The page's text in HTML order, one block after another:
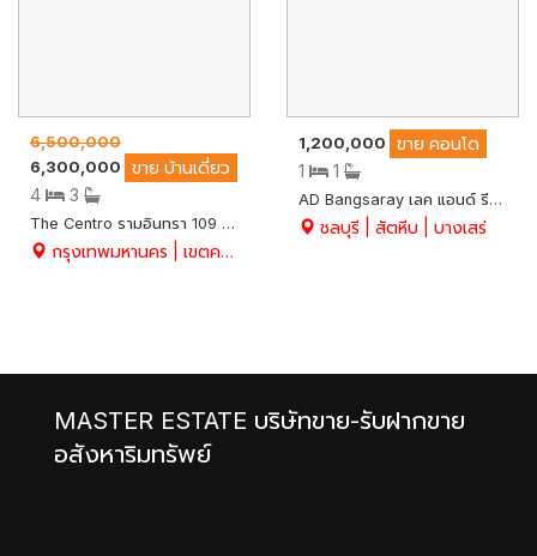
6,500,000
6,300,000
ขาย บ้านเดี่ยว
4
3
The Centro รามอินทรา 109 บ้านเดี่ยวหลังมุม สวย 89 ตร.ว. ในราคาสุดคุ้ม คุณภาพ AP
กรุงเทพมหานคร | เขตคลองสามวา | บางชัน
1,200,000 ขาย คอนโด
1
1
AD Bangsaray เลค แอนด์ รีสอร์ท คอนโดมิเนียมตากอากาศ บรรยากาศชายทะเล เนื้อที่ 25.1 ตร.ม. ชั้นที่ 6 อ.สัตหีบ จ.ชลบุรี
ชลบุรี | สัตหีบ | บางเสร่
MASTER ESTATE บริษัทขาย-รับฝากขาย
อสังหาริมทรัพย์